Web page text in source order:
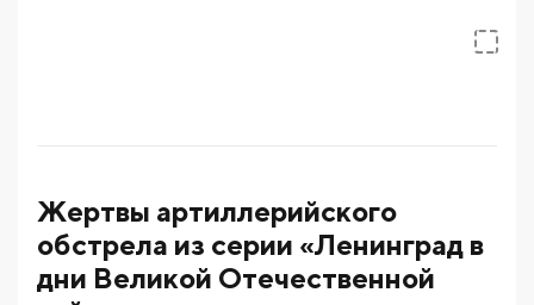
Жертвы артиллерийского
обстрела из серии «Ленинград в
дни Великой Отечественной